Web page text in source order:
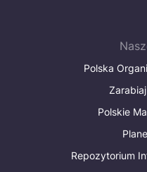
Polska
Polskie
Repozytorium